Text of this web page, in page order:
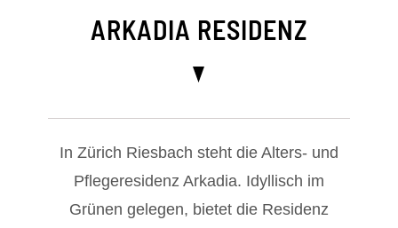
ARKADIA RESIDENZ
In Zürich Riesbach steht die Alters- und
Pflegeresidenz Arkadia. Idyllisch im
Grünen gelegen, bietet die Residenz